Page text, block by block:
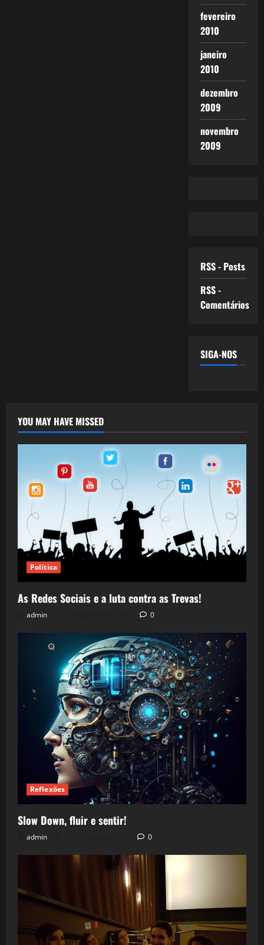
fevereiro
2010
janeiro
2010
dezembro
2009
novembro
2009
RSS - Posts
RSS -
Comentários
SIGA-NOS
YOU MAY HAVE MISSED
Política
As Redes Sociais e a luta contra as Trevas!
admin 0
Reflexões
Slow Down, fluir e sentir!
admin 0